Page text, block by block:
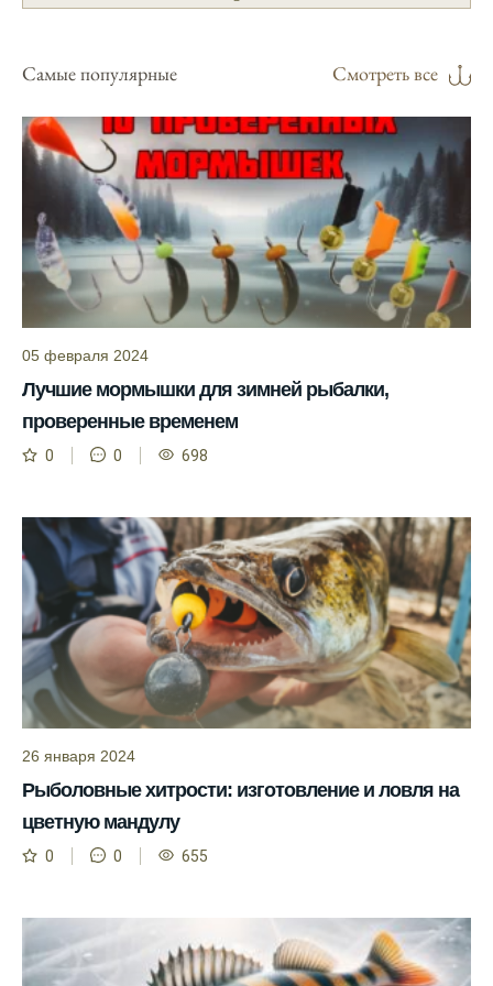
Я регулярно проверяю прогноз клева на
выбирать лучшие дни для рыбалки в
Москве и области.
С приложением можно получить прогноз
клева на ближайшие сутки.
Узнайте, какие факторы влияют на
активность рыбы и как их учитывать в
прогнозе клева.
Прогноз клева учитывает изменения
точным.
Сегодня у меня был успешный клев, и это
благодаря прогнозу.
помогает мне выбирать лучшие дни для
рыбалки в Москве и области.
Я скачал приложение и теперь всегда
знаю, когда клюет рыба.
Рыболовный клуб для любителей активной
ловли предоставляет точные прогнозы
клева.
Учитывайте фазы луны при планировании
рыбалки и проверяйте прогноз клева.
Находитесь в Московской области? Это
прекрасное место для рыбалки, и прогноз
Прогноз клева учитывает разные факторы,
и это делает его надежным.
Самые популярные Смотреть все
05 февраля 2024
Лучшие мормышки для зимней рыбалки,
проверенные временем
0 0 698
26 января 2024
Рыболовные хитрости: изготовление и ловля на
цветную мандулу
0 0 655